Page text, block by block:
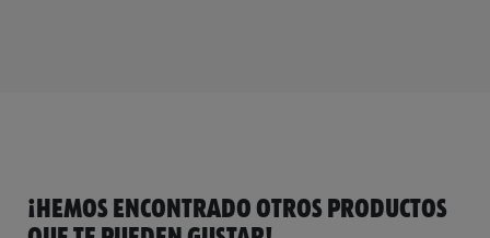
¡HEMOS ENCONTRADO OTROS PRODUCTOS